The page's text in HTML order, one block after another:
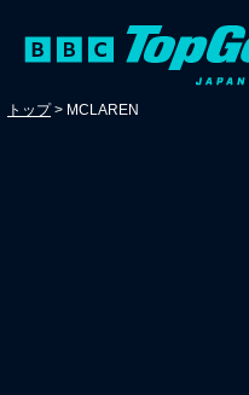
トップ > MCLAREN